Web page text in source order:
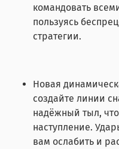
командовать
пользуясь
стратегии.
Новая
создайте линии
надёжный тыл,
наступление.
вам ослабить и